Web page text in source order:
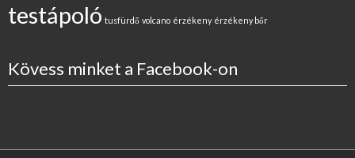
testápoló tusfürdő volcano érzékeny érzékeny bőr
Kövess minket a Facebook-on